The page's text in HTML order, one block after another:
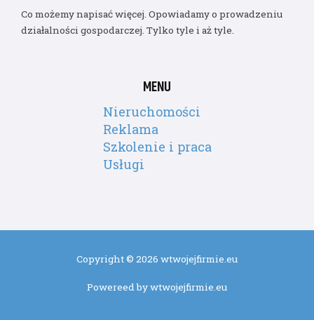
Co możemy napisać więcej. Opowiadamy o prowadzeniu
działalności gospodarczej. Tylko tyle i aż tyle.
MENU
Nieruchomości
Reklama
Szkolenie i praca
Usługi
Copyright © 2026 wtwojejfirmie.eu
Powereed by wtwojejfirmie.eu